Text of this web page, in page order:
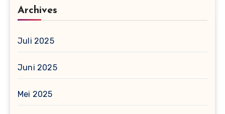
Archives
Juli 2025
Juni 2025
Mei 2025